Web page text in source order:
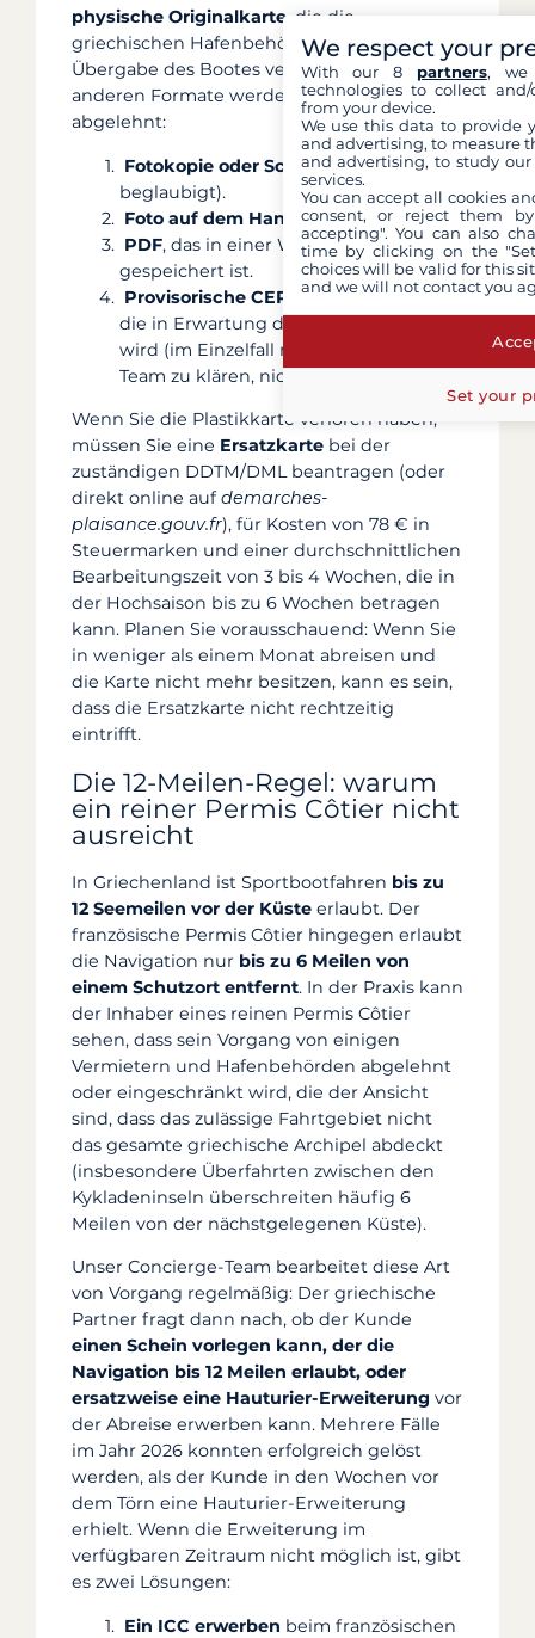
physische Originalkarte , die die
griechischen Hafenbehörden bei der
Übergabe des Bootes verlangen. Alle
anderen Formate werden systematisch
abgelehnt:
Fotokopie oder Scan(auch
beglaubigt).
Foto auf dem Handyoder Tablet.
PDF, das in einer Wallet-App
gespeichert ist.
Provisorische CERFA-Bescheinigung,
die in Erwartung der Karte gedruckt
wird (im Einzelfall mit dem Concierge-
Team zu klären, nicht garantiert).
Wenn Sie die Plastikkarte verloren haben,
müssen Sie eine Ersatzkarte bei der
zuständigen DDTM/DML beantragen (oder
direkt online aufdemarches-
plaisance.gouv.fr), für Kosten von 78 € in
Steuermarken und einer durchschnittlichen
Bearbeitungszeit von 3 bis 4 Wochen, die in
der Hochsaison bis zu 6 Wochen betragen
kann. Planen Sie vorausschauend: Wenn Sie
in weniger als einem Monat abreisen und
die Karte nicht mehr besitzen, kann es sein,
dass die Ersatzkarte nicht rechtzeitig
eintrifft.
Die 12-Meilen-Regel: warum
ein reiner Permis Côtier nicht
ausreicht
In Griechenland ist Sportbootfahren bis zu
12 Seemeilen vor der Küste erlaubt. Der
französische Permis Côtier hingegen erlaubt
die Navigation nur bis zu 6 Meilen von
einem Schutzort entfernt. In der Praxis kann
der Inhaber eines reinen Permis Côtier
sehen, dass sein Vorgang von einigen
Vermietern und Hafenbehörden abgelehnt
oder eingeschränkt wird, die der Ansicht
sind, dass das zulässige Fahrtgebiet nicht
das gesamte griechische Archipel abdeckt
(insbesondere Überfahrten zwischen den
Kykladeninseln überschreiten häufig 6
Meilen von der nächstgelegenen Küste).
Unser Concierge-Team bearbeitet diese Art
von Vorgang regelmäßig: Der griechische
Partner fragt dann nach, ob der Kunde
einen Schein vorlegen kann, der die
Navigation bis 12 Meilen erlaubt, oder
ersatzweise eine Hauturier-Erweiterung vor
der Abreise erwerben kann. Mehrere Fälle
im Jahr 2026 konnten erfolgreich gelöst
werden, als der Kunde in den Wochen vor
dem Törn eine Hauturier-Erweiterung
erhielt. Wenn die Erweiterung im
verfügbaren Zeitraum nicht möglich ist, gibt
es zwei Lösungen:
Ein ICC erwerben beim französischen
We respect your
With our 8 partners, we
technologies to collect
from your device.
We use this data to provide
and advertising, to measure
and advertising, to study
services.
You can accept all cookies
consent, or reject them
accepting". You can also
time by clicking on the
choices will be valid for this
and we will not contact you
Set your